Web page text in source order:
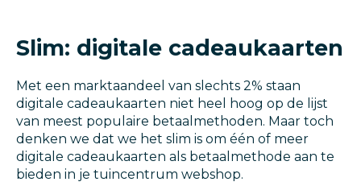
Slim: digitale cadeaukaarten
Met een marktaandeel van slechts 2% staan
digitale cadeaukaarten niet heel hoog op de lijst
van meest populaire betaalmethoden. Maar toch
denken we dat we het slim is om één of meer
digitale cadeaukaarten als betaalmethode aan te
bieden in je tuincentrum webshop.